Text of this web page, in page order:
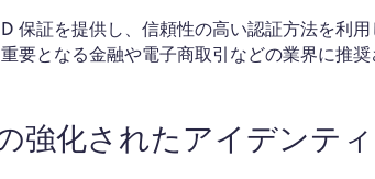
保証を提供し、信頼性の高い認証方法を利
要となる金融や電子商取引などの業界に推奨
強化されたアイデンテ